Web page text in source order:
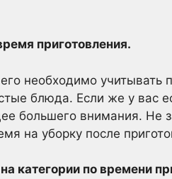
приготовления.
необходимо
блюда. Если же у вас
большего внимания. Не
на уборку после
категории по времени